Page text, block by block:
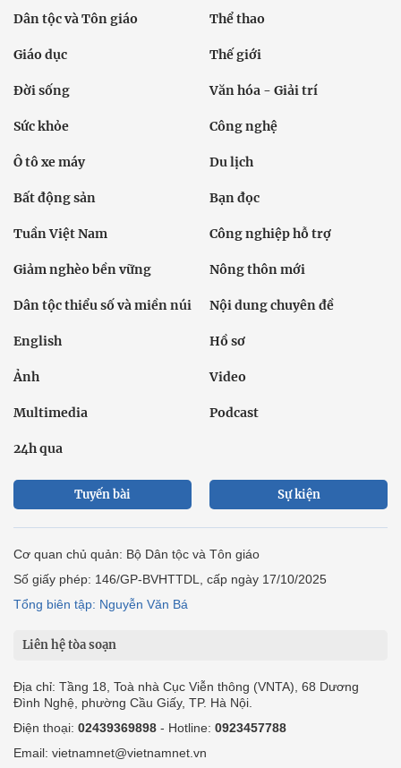
Dân tộc và Tôn giáo Thể thao
Giáo dục Thế giới
Đời sống Văn hóa - Giải trí
Sức khỏe Công nghệ
Ô tô xe máy Du lịch
Bất động sản Bạn đọc
Tuần Việt Nam Công nghiệp hỗ trợ
Giảm nghèo bền vững Nông thôn mới
Dân tộc thiểu số và miền núi Nội dung chuyên đề
English Hồ sơ
Ảnh Video
Multimedia Podcast
24h qua
Tuyến bài Sự kiện
Cơ quan chủ quản: Bộ Dân tộc và Tôn giáo
Số giấy phép: 146/GP-BVHTTDL, cấp ngày 17/10/2025
Tổng biên tập: Nguyễn Văn Bá
Liên hệ tòa soạn
Địa chỉ: Tầng 18, Toà nhà Cục Viễn thông (VNTA), 68 Dương
Đình Nghệ, phường Cầu Giấy, TP. Hà Nội.
Điện thoại: 02439369898 - Hotline: 0923457788
Email: vietnamnet@vietnamnet.vn